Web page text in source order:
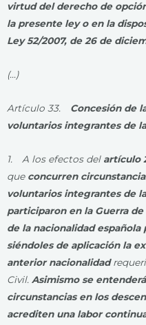
virtud del derecho de
la presente ley o en la
Ley 52/2007, de 26 de
(…)
Artículo 33. Concesión de
voluntarios integrantes de
1. A los efectos del artículo
que concurren
voluntarios integrantes de
participaron en la Guerra de
de la nacionalidad
siéndoles de aplicación la
anterior nacionalidad
Civil. Asimismo se
circunstancias en los
acrediten una labor